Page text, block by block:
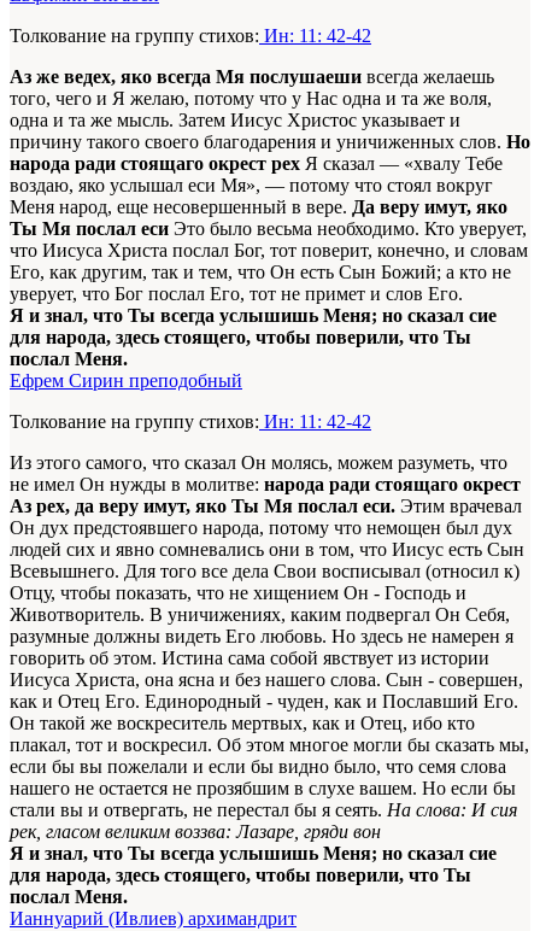
Толкование на группу стихов: Ин: 11: 42-42
Аз же ведех, яко всегда Мя послушаеши всегда желаешь
того, чего и Я желаю, потому что у Нас одна и та же воля,
одна и та же мысль. Затем Иисус Христос указывает и
причину такого своего благодарения и уничиженных слов. Но
народа ради стоящаго окрест рех Я сказал — «хвалу Тебе
воздаю, яко услышал еси Мя», — потому что стоял вокруг
Меня народ, еще несовершенный в вере. Да веру имут, яко
Ты Мя послал еси Это было весьма необходимо. Кто уверует,
что Иисуса Христа послал Бог, тот поверит, конечно, и словам
Его, как другим, так и тем, что Он есть Сын Божий; а кто не
уверует, что Бог послал Его, тот не примет и слов Его.
Я и знал, что Ты всегда услышишь Меня; но сказал сие
для народа, здесь стоящего, чтобы поверили, что Ты
послал Меня.
Ефрем Сирин преподобный
Толкование на группу стихов: Ин: 11: 42-42
Из этого самого, что сказал Он молясь, можем разуметь, что
не имел Он нужды в молитве: народа ради стоящаго окрест
Аз рех, да веру имут, яко Ты Мя послал еси. Этим врачевал
Он дух предстоявшего народа, потому что немощен был дух
людей сих и явно сомневались они в том, что Иисус есть Сын
Всевышнего. Для того все дела Свои восписывал (относил к)
Отцу, чтобы показать, что не хищением Он - Господь и
Животворитель. В уничижениях, каким подвергал Он Себя,
разумные должны видеть Его любовь. Но здесь не намерен я
говорить об этом. Истина сама собой явствует из истории
Иисуса Христа, она ясна и без нашего слова. Сын - совершен,
как и Отец Его. Единородный - чуден, как и Пославший Его.
Он такой же воскреситель мертвых, как и Отец, ибо кто
плакал, тот и воскресил. Об этом многое могли бы сказать мы,
если бы вы пожелали и если бы видно было, что семя слова
нашего не остается не прозябшим в слухе вашем. Но если бы
стали вы и отвергать, не перестал бы я сеять. На слова: И сия
рек, гласом великим воззва: Лазаре, гряди вон
Я и знал, что Ты всегда услышишь Меня; но сказал сие
для народа, здесь стоящего, чтобы поверили, что Ты
послал Меня.
Ианнуарий (Ивлиев) архимандрит